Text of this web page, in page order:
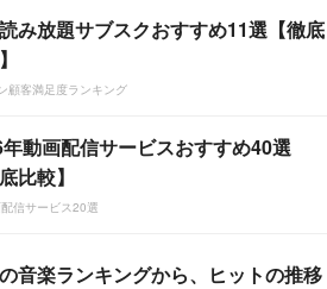
み放題サブスクおすすめ11選【徹底
顧客満足度ランキング
動画配信サービスおすすめ40選
比較】
信サービス20選
音楽ランキングから、ヒットの推移